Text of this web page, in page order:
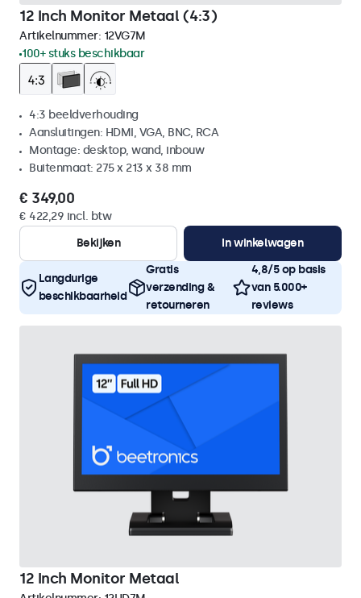
12 Inch Monitor Metaal (4:3)
Artikelnummer: 12VG7M
100+ stuks beschikbaar
4:3 beeldverhouding
Aansluitingen: HDMI, VGA, BNC, RCA
Montage: desktop, wand, inbouw
Buitenmaat: 275 x 213 x 38 mm
€ 349,00
€ 422,29 incl. btw
Bekijken
In winkelwagen
Langdurige
beschikbaarheid
Gratis
verzending &
retourneren
4,8/5 op basis
van 5.000+
reviews
12 Inch Monitor Metaal